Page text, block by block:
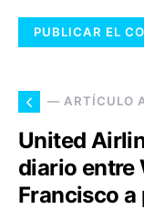
— ARTÍCULO
United
diario entre
Francisco